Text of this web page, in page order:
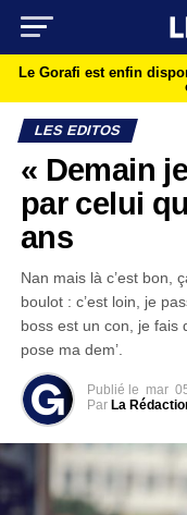
Le Gorafi est enfin
LES EDITOS
« Demain
par celui
ans
Nan mais là c’est bon,
boulot : c’est loin, je
boss est un con, je
pose ma dem’.
Publié le mar
Par La